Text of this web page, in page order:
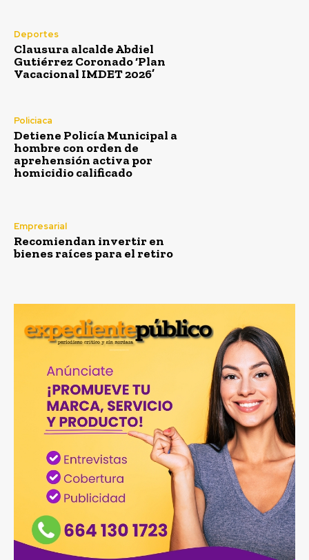
Deportes
Clausura alcalde Abdiel
Gutiérrez Coronado ‘Plan
Vacacional IMDET 2026’
Policiaca
Detiene Policía Municipal a
hombre con orden de
aprehensión activa por
homicidio calificado
Empresarial
Recomiendan invertir en
bienes raíces para el retiro